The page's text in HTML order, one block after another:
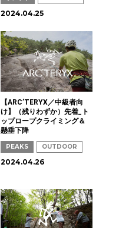
2024.04.25
【ARC’TERYX／中級者向
け】（残りわずか）先着_ト
ップロープクライミング＆
懸垂下降
PEAKS OUTDOOR
2024.04.26